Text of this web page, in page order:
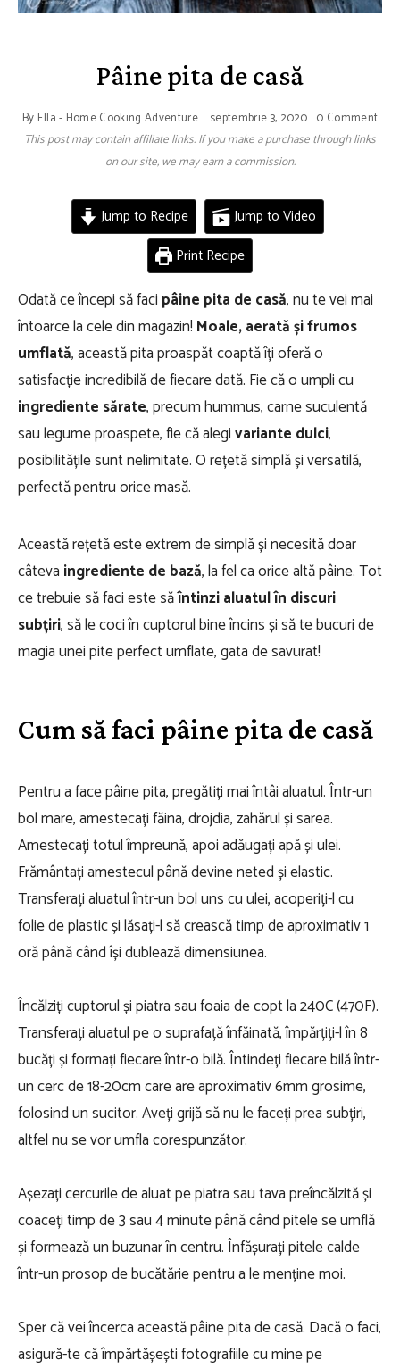
Pâine pita de casă
By Ella - Home Cooking Adventure septembrie 3, 2020 0 Comment
This post may contain affiliate links. If you make a purchase through links
on our site, we may earn a commission.
Jump to Recipe
Jump to Video
Print Recipe
Odată ce începi să faci pâine pita de casă, nu te vei mai
întoarce la cele din magazin! Moale, aerată și frumos
umflată, această pita proaspăt coaptă îți oferă o
satisfacție incredibilă de fiecare dată. Fie că o umpli cu
ingrediente sărate, precum hummus, carne suculentă
sau legume proaspete, fie că alegivariante dulci,
posibilitățile sunt nelimitate. O rețetă simplă și versatilă,
perfectă pentru orice masă.
Această rețetă este extrem de simplă și necesită doar
câteva ingrediente de bază, la fel ca orice altă pâine. Tot
ce trebuie să faci este săîntinzi aluatul în discuri
subțiri, să le coci în cuptorul bine încins și să te bucuri de
magia unei pite perfect umflate, gata de savurat!
Cum să faci pâine pita de casă
Pentru a face pâine pita, pregătiți mai întâi aluatul. Într-un
bol mare, amestecați făina, drojdia, zahărul și sarea.
Amestecați totul împreună, apoi adăugați apă și ulei.
Frământați amestecul până devine neted și elastic.
Transferați aluatul într-un bol uns cu ulei, acoperiți-l cu
folie de plastic și lăsați-l să crească timp de aproximativ 1
oră până când își dublează dimensiunea.
Încălziți cuptorul și piatra sau foaia de copt la 240C (470F).
Transferați aluatul pe o suprafață înfăinată, împărțiți-l în 8
bucăți și formați fiecare într-o bilă. Întindeți fiecare bilă într-
un cerc de 18-20cm care are aproximativ 6mm grosime,
folosind un sucitor. Aveți grijă să nu le faceți prea subțiri,
altfel nu se vor umfla corespunzător.
Așezați cercurile de aluat pe piatra sau tava preîncălzită și
coaceți timp de 3 sau 4 minute până când pitele se umflă
și formează un buzunar în centru. Înfășurați pitele calde
într-un prosop de bucătărie pentru a le menține moi.
Sper că vei încerca această pâine pita de casă. Dacă o faci,
asigură-te că împărtășești fotografiile cu mine pe